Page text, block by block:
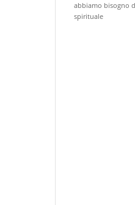
abbiamo bisogno
spirituale